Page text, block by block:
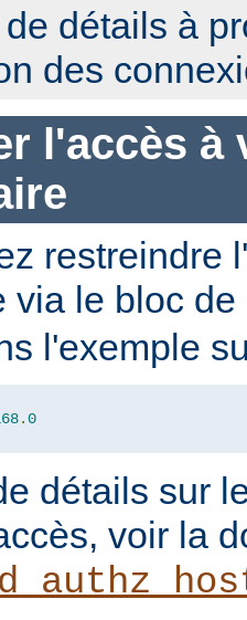
détails à
des
l'accès à
restreindre
via le bloc
l'exemple
.0
détails sur
voir la